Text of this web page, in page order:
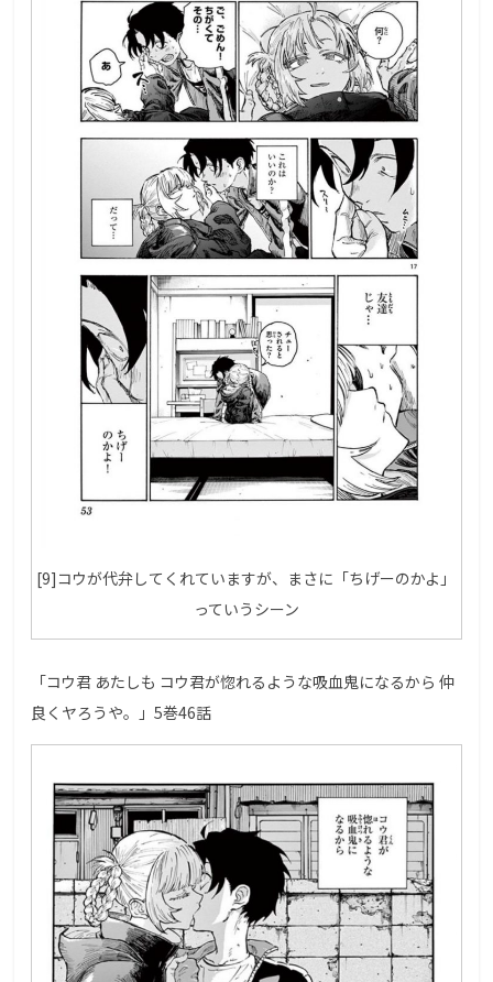
[9]コウが代弁してくれていますが、まさに「ちげーのかよ」
っていうシーン
「コウ君 あたしも コウ君が惚れるような吸血鬼になるから 仲
良くヤろうや。」5巻46話